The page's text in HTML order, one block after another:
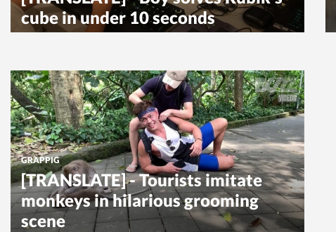
cube in under 10 seconds
GRAPPIG
[TRANSLATE] - Tourists imitate
monkeys in hilarious grooming
scene